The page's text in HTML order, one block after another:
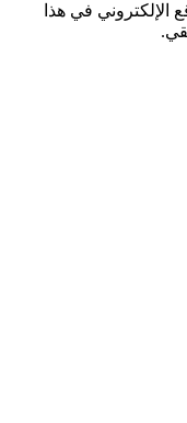
الإلكتروني في هذا